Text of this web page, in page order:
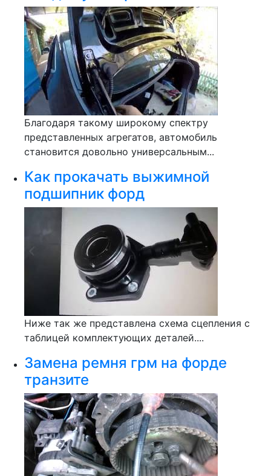
Благодаря такому широкому спектру
представленных агрегатов, автомобиль
становится довольно универсальным...
Как прокачать выжимной
подшипник форд
Ниже так же представлена схема сцепления с
таблицей комплектующих деталей....
Замена ремня грм на форде
транзите